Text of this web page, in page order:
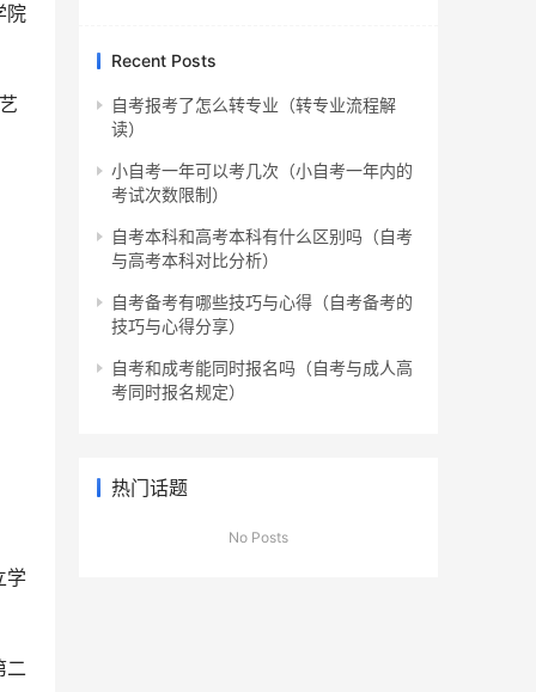
院
学
二
Recent Posts
自考报考了怎么转专业（转专业流程解
读）
小自考一年可以考几次（小自考一年内的
考试次数限制）
自考本科和高考本科有什么区别吗（自考
与高考本科对比分析）
自考备考有哪些技巧与心得（自考备考的
技巧与心得分享）
自考和成考能同时报名吗（自考与成人高
考同时报名规定）
热门话题
No Posts